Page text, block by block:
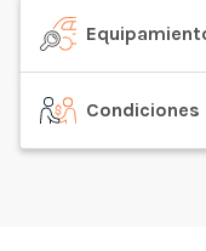
Condiciones